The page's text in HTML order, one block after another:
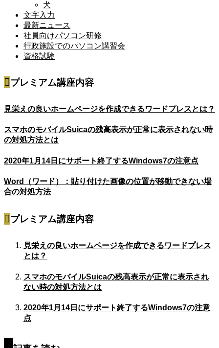
犬
文字入力
最新ニュース
社員向けパソコン研修
行政施設でのパソコン講習会
資格試験
プレミアム講座内容
見栄えの良いホームページを作成できるワードプレスとは？
スマホのモバイルSuicaの残高表示が正常に表示されない時
の対処方法とは
2020年1月14日にサポート終了するWindows7の注意点
Word（ワード）：貼り付けた画像の位置が移動できない場
合の対処方法
プレミアム講座内容
見栄えの良いホームページを作成できるワードプレス
とは？
スマホのモバイルSuicaの残高表示が正常に表示され
ない時の対処方法とは
2020年1月14日にサポート終了するWindows7の注意
点